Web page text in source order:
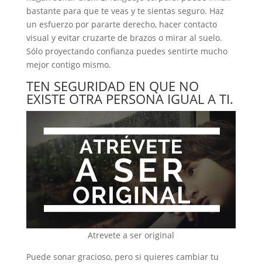
bastante para que te veas y te sientas seguro. Haz
un esfuerzo por pararte derecho, hacer contacto
visual y evitar cruzarte de brazos o mirar al suelo.
Sólo proyectando confianza puedes sentirte mucho
mejor contigo mismo.
TEN SEGURIDAD EN QUE NO
EXISTE OTRA PERSONA IGUAL A TI.
Atrevete a ser original
Puede sonar gracioso, pero si quieres cambiar tu